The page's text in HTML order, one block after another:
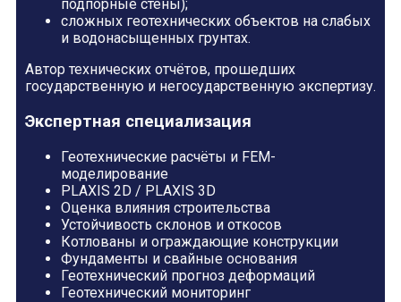
подпорные стены);
сложных геотехнических объектов на слабых
и водонасыщенных грунтах.
Автор технических отчётов, прошедших
государственную и негосударственную экспертизу.
Экспертная специализация
Геотехнические расчёты и FEM-
моделирование
PLAXIS 2D / PLAXIS 3D
Оценка влияния строительства
Устойчивость склонов и откосов
Котлованы и ограждающие конструкции
Фундаменты и свайные основания
Геотехнический прогноз деформаций
Геотехнический мониторинг